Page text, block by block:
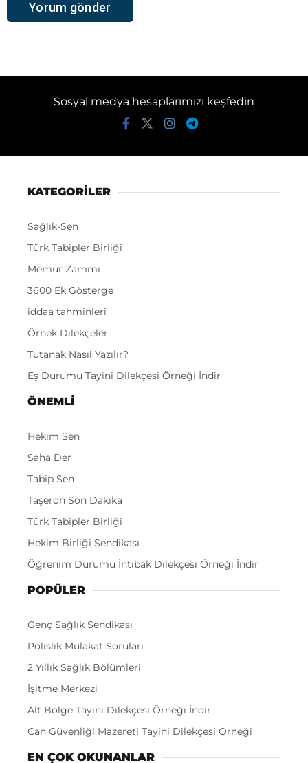
Sosyal medya hesaplarımızı keşfedin
KATEGORİLER
Sağlık-Sen
Türk Tabipler Birliği
Memur Zammı
3600 Ek Gösterge
iddaa tahminleri
Örnek Dilekçeler
Tutanak Nasıl Yazılır?
Eş Durumu Tayini Dilekçesi Örneği İndir
ÖNEMLI
Hekim Sen
Saha Der
Tabip Sen
Taşeron Son Dakika
Türk Tabipler Birliği
Hekim Birliği Sendikası
Öğrenim Durumu İntibak Dilekçesi Örneği İndir
POPÜLER
Genç Sağlık Sendikası
Polislik Mülakat Soruları
2 Yıllık Sağlık Bölümleri
İşitme Merkezi
Alt Bölge Tayini Dilekçesi Örneği İndir
Can Güvenliği Mazereti Tayini Dilekçesi Örneği
EN ÇOK OKUNANLAR